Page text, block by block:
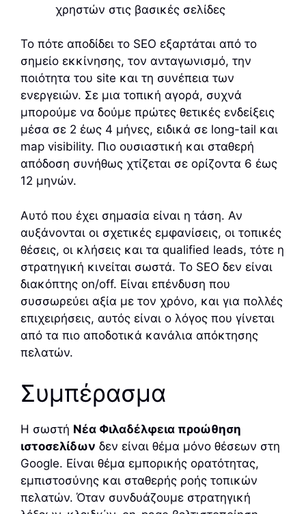
χρηστών στις βασικές σελίδες
Το πότε αποδίδει το SEO εξαρτάται από το
σημείο εκκίνησης, τον ανταγωνισμό, την
ποιότητα του site και τη συνέπεια των
ενεργειών. Σε μια τοπική αγορά, συχνά
μπορούμε να δούμε πρώτες θετικές ενδείξεις
μέσα σε 2 έως 4 μήνες, ειδικά σε long-tail και
map visibility. Πιο ουσιαστική και σταθερή
απόδοση συνήθως χτίζεται σε ορίζοντα 6 έως
12 μηνών.
Αυτό που έχει σημασία είναι η τάση. Αν
αυξάνονται οι σχετικές εμφανίσεις, οι τοπικές
θέσεις, οι κλήσεις και τα qualified leads, τότε η
στρατηγική κινείται σωστά. Το SEO δεν είναι
διακόπτης on/off. Είναι επένδυση που
συσσωρεύει αξία με τον χρόνο, και για πολλές
επιχειρήσεις, αυτός είναι ο λόγος που γίνεται
από τα πιο αποδοτικά κανάλια απόκτησης
πελατών.
Συμπέρασμα
Η σωστή Νέα Φιλαδέλφεια προώθηση
ιστοσελίδων δεν είναι θέμα μόνο θέσεων στη
Google. Είναι θέμα εμπορικής ορατότητας,
εμπιστοσύνης και σταθερής ροής τοπικών
πελατών. Όταν συνδυάζουμε στρατηγική